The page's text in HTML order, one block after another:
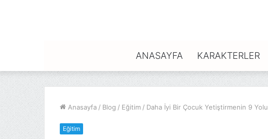
ANASAYFA KARAKTERLER
Anasayfa / Blog / Eğitim / Daha İyi Bir Çocuk Yetiştirmenin 9 Yolu
Eğitim